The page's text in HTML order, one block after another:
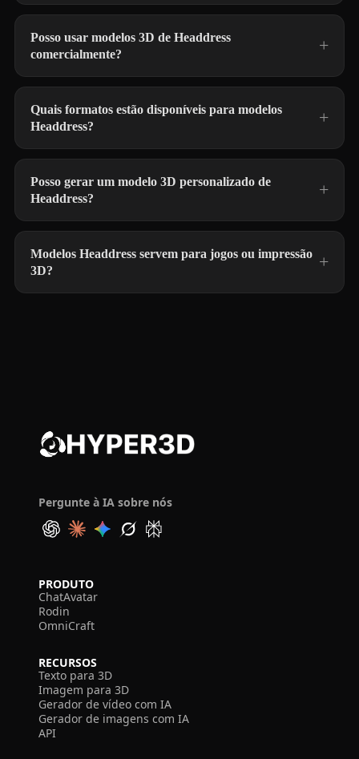
Posso usar modelos 3D de Headdress
comercialmente?
Quais formatos estão disponíveis para modelos
Headdress?
Posso gerar um modelo 3D personalizado de
Headdress?
Modelos Headdress servem para jogos ou impressão
3D?
Pergunte à IA sobre nós
PRODUTO
ChatAvatar
Rodin
OmniCraft
RECURSOS
Texto para 3D
Imagem para 3D
Gerador de vídeo com IA
Gerador de imagens com IA
API